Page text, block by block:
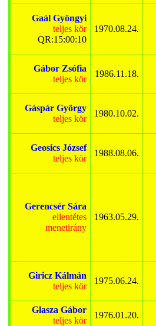
Gaál Gyöngyi
teljes kör
QR:15:00:10
1970.08.24.
Gábor Zsófia
teljes kör
1986.11.18.
Gáspár György
teljes kör
1980.10.02.
Geosics József
teljes kör
1988.08.06.
Gerencsér Sára
ellentétes
menetirány
1963.05.29.
Giricz Kálmán
teljes kör
1975.06.24.
Glasza Gábor
teljes kör
1976.01.20.